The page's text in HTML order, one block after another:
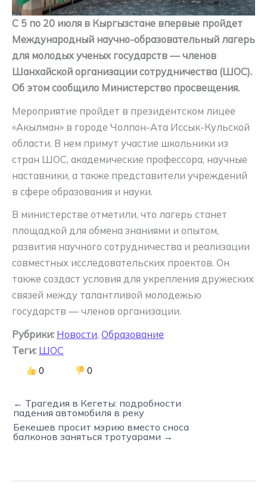
С 5 по 20 июля в Кыргызстане впервые пройдет
Международный научно-образовательный лагерь
для молодых ученых государств — членов
Шанхайской организации сотрудничества (ШОС).
Об этом сообщило Министерство просвещения.
Мероприятие пройдет в президентском лицее
«Акылман» в городе Чолпон-Ата Иссык-Кульской
области. В нем примут участие школьники из
стран ШОС, академические профессора, научные
наставники, а также представители учреждений
в сфере образования и науки.
В министерстве отметили, что лагерь станет
площадкой для обмена знаниями и опытом,
развития научного сотрудничества и реализации
совместных исследовательских проектов. Он
также создаст условия для укрепления дружеских
связей между талантливой молодежью
государств — членов организации.
Рубрики: Новости, Образование
Теги: ШОС
0 0
← Трагедия в Кегеты: подробности
падения автомобиля в реку
Бекешев просит мэрию вместо сноса
балконов заняться тротуарами →